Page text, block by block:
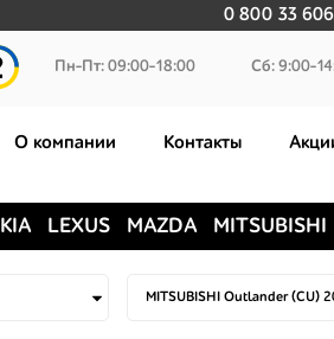
0 800 33
Пн-Пт: 09:00-18:00 Сб: 9:00-
О компании Контакты
KIA LEXUS MAZDA MITSUBISHI